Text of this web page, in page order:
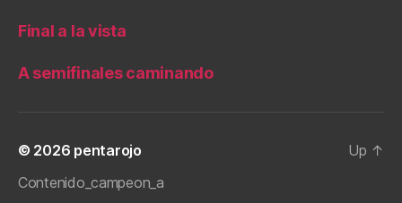
Final a la vista
A semifinales caminando
© 2026 pentarojo
Contenido_campeon_a
Up ↑